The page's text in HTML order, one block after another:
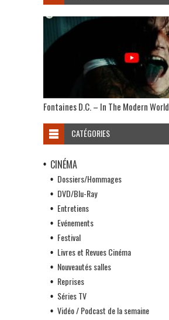
Fontaines D.C. – In The Modern World
CATÉGORIES
CINÉMA
Dossiers/Hommages
DVD/Blu-Ray
Entretiens
Evénements
Festival
Livres et Revues Cinéma
Nouveautés salles
Reprises
Séries TV
Vidéo / Podcast de la semaine